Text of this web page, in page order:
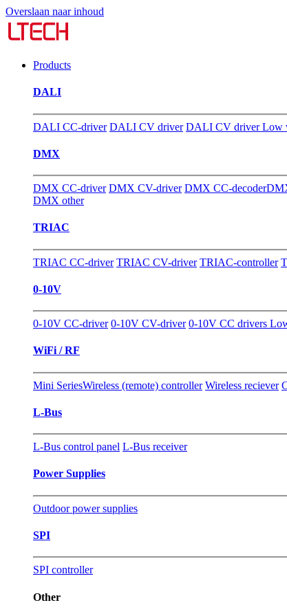
Overslaan naar inhoud
Products
DALI
DALI CC-driver DALI CV driver DALI CV driver Low
DMX
DMX CC-driver DMX CV-driver DMX CC-decoder
DMX other
TRIAC
TRIAC CC-driver TRIAC CV-driver TRIAC-controller
0-10V
0-10V CC-driver 0-10V CV-driver 0-10V CC drivers
WiFi / RF
Mini SeriesWireless (remote) controller Wireless reciever
L-Bus
L-Bus control panel L-Bus receiver
Power Supplies
Outdoor power supplies
SPI
SPI controller
Other